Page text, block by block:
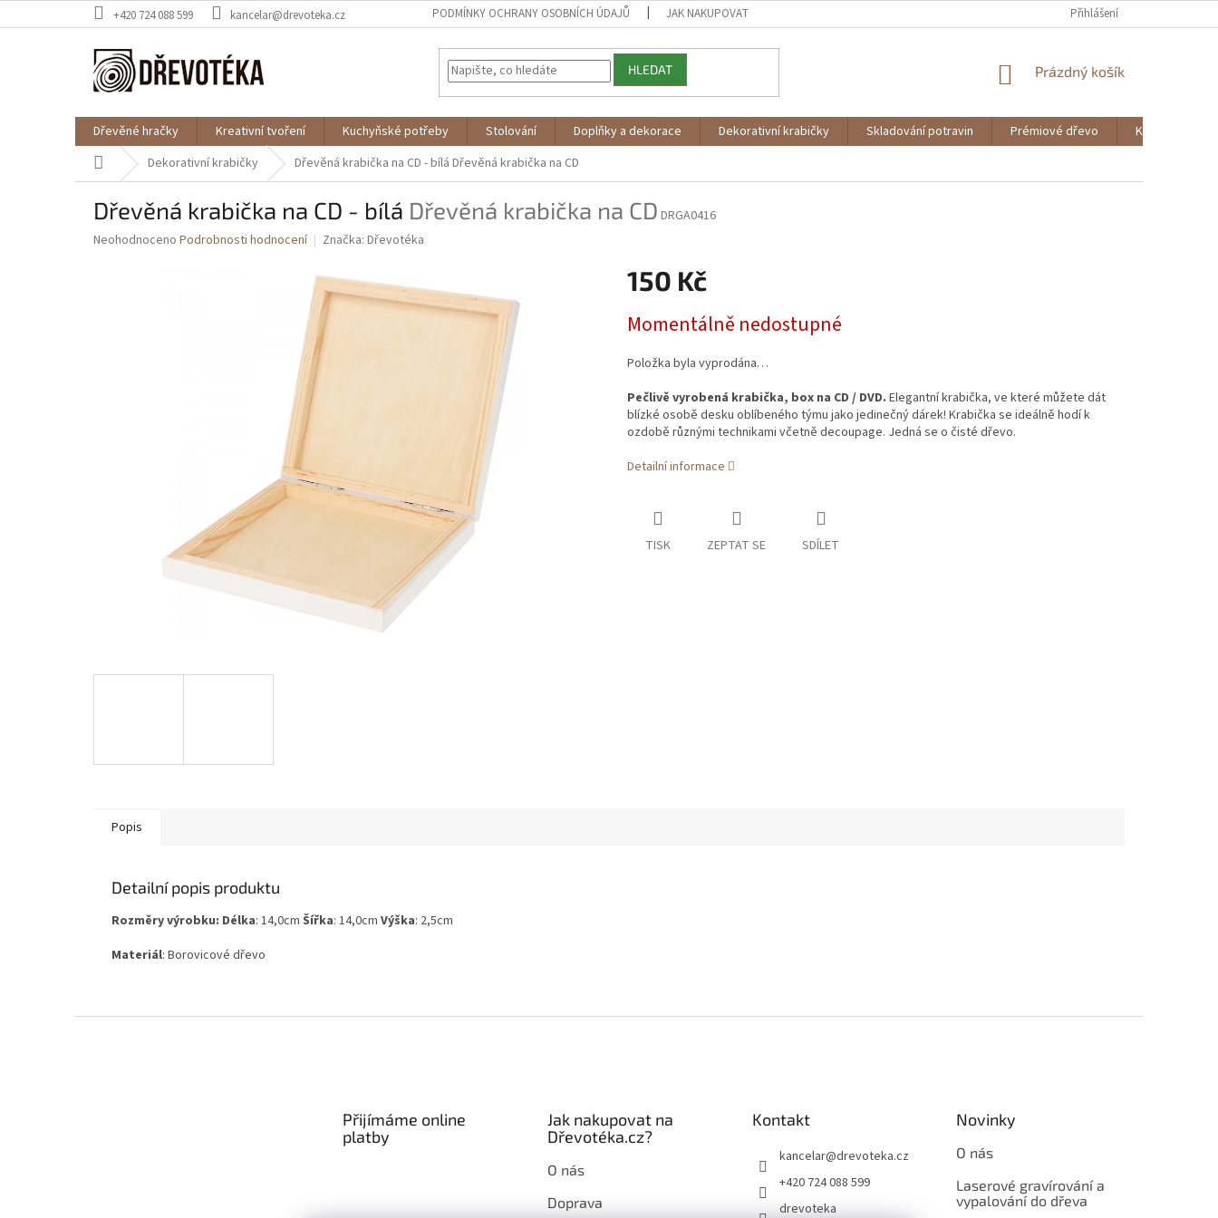
na
+420 724 088 599 kancelar@drevoteka.cz PODMÍNKY OCHRANY OSOBNÍCH ÚDAJŮ JAK NAKUPOVAT Přihlášení
HLEDAT
NÁKUPNÍ
Prázdný košík
Dřevěné hračky Kreativní tvoření Kuchyňské potřeby Stolování Doplňky a dekorace Dekorativní krabičky Skladování potravin Prémiové dřevo
Knihy
Domů Dekorativní krabičky Dřevěná krabička na CD - bílá Dřevěná krabička na CD
Dřevěná krabička na CD - bílá Dřevěná krabička na CD DRGA0416
Průměrné
Neohodnoceno Podrobnosti hodnocení Značka: Dřevotéka
150 Kč
cena:
Momentálně nedostupné
Položka byla vyprodána…
Pečlivě vyrobená krabička, box na CD / DVD. Elegantní krabička, ve které můžete dát
blízké osobě desku oblíbeného týmu jako jedinečný dárek! Krabička se ideálně hodí k
ozdobě různými technikami včetně decoupage. Jedná se o čisté dřevo.
Detailní informace
TISK ZEPTAT SE SDÍLET
Popis
Detailní popis produktu
Rozměry výrobku: Délka: 14,0cm Šířka: 14,0cm Výška: 2,5cm
Materiál: Borovicové dřevo
Přijímáme online
platby
Jak nakupovat na
Dřevotéka.cz?
O nás
Doprava
Kontakt
kancelar@drevoteka.cz
+420 724 088 599
drevoteka
Novinky
O nás
Laserové gravírování a
vypalování do dřeva